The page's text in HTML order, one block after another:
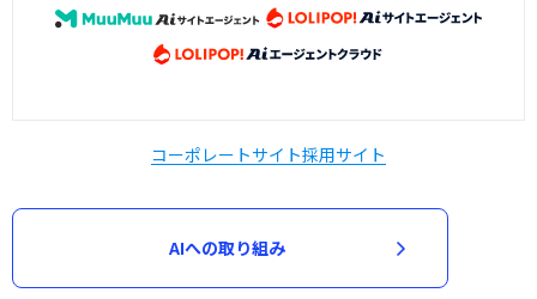
コーポレートサイト採用サイト
AIへの取り組み